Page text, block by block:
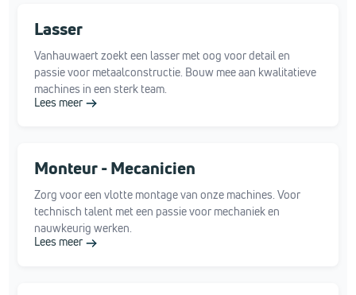
Lasser
Vanhauwaert zoekt een lasser met oog voor detail en
passie voor metaalconstructie. Bouw mee aan kwalitatieve
machines in een sterk team.
Lees meer
Monteur - Mecanicien
Zorg voor een vlotte montage van onze machines. Voor
technisch talent met een passie voor mechaniek en
nauwkeurig werken.
Lees meer